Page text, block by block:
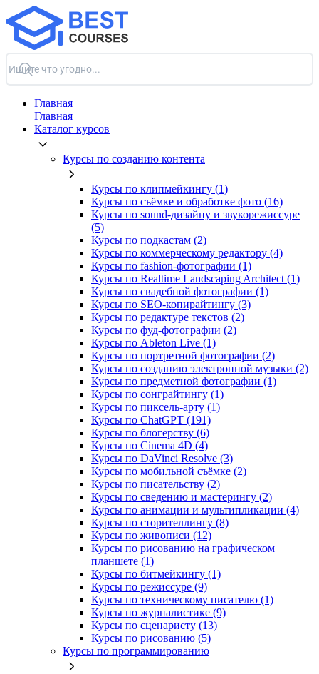
Главная
Главная
Каталог курсов
Курсы по созданию контента
Курсы по клипмейкингу (1)
Курсы по съёмке и обработке фото (16)
Курсы по sound-дизайну и звукорежиссуре
(5)
Курсы по подкастам (2)
Курсы по коммерческому редактору (4)
Курсы по fashion-фотографии (1)
Курсы по Realtime Landscaping Architect (1)
Курсы по свадебной фотографии (1)
Курсы по SEO-копирайтингу (3)
Курсы по редактуре текстов (2)
Курсы по фуд-фотографии (2)
Курсы по Ableton Live (1)
Курсы по портретной фотографии (2)
Курсы по созданию электронной музыки (2)
Курсы по предметной фотографии (1)
Курсы по сонграйтингу (1)
Курсы по пиксель-арту (1)
Курсы по ChatGPT (191)
Курсы по блогерству (6)
Курсы по Cinema 4D (4)
Курсы по DaVinci Resolve (3)
Курсы по мобильной съёмке (2)
Курсы по писательству (2)
Курсы по сведению и мастерингу (2)
Курсы по анимации и мультипликации (4)
Курсы по сторителлингу (8)
Курсы по живописи (12)
Курсы по рисованию на графическом
планшете (1)
Курсы по битмейкингу (1)
Курсы по режиссуре (9)
Курсы по техническому писателю (1)
Курсы по журналистике (9)
Курсы по сценаристу (13)
Курсы по рисованию (5)
Курсы по программированию